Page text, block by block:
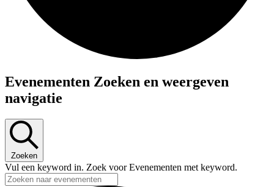
Evenementen
Evenementen Zoeken en weergeven
navigatie
Zoeken
Vul een keyword in. Zoek voor Evenementen met keyword.